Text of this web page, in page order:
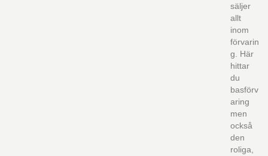
säljer
allt
inom
förvarin
g. Här
hittar
du
basförv
aring
men
också
den
roliga,